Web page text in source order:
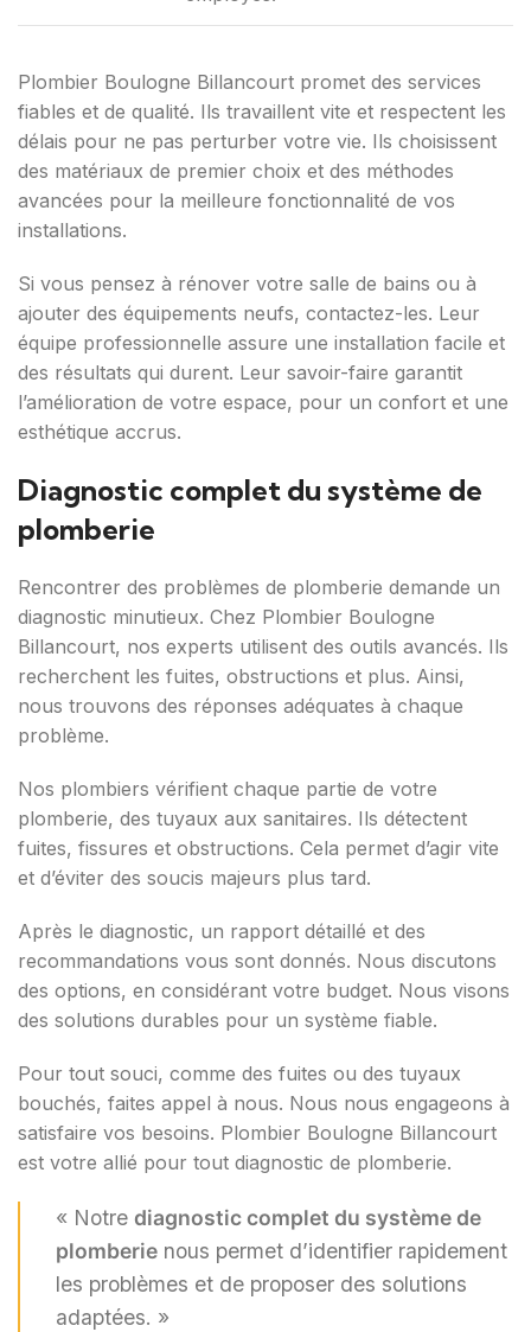
Plombier Boulogne Billancourt promet des services
fiables et de qualité. Ils travaillent vite et respectent les
délais pour ne pas perturber votre vie. Ils choisissent
des matériaux de premier choix et des méthodes
avancées pour la meilleure fonctionnalité de vos
installations.
Si vous pensez à rénover votre salle de bains ou à
ajouter des équipements neufs, contactez-les. Leur
équipe professionnelle assure une installation facile et
des résultats qui durent. Leur savoir-faire garantit
l’amélioration de votre espace, pour un confort et une
esthétique accrus.
Diagnostic complet du système de
plomberie
Rencontrer des problèmes de plomberie demande un
diagnostic minutieux. Chez Plombier Boulogne
Billancourt, nos experts utilisent des outils avancés. Ils
recherchent les fuites, obstructions et plus. Ainsi,
nous trouvons des réponses adéquates à chaque
problème.
Nos plombiers vérifient chaque partie de votre
plomberie, des tuyaux aux sanitaires. Ils détectent
fuites, fissures et obstructions. Cela permet d’agir vite
et d’éviter des soucis majeurs plus tard.
Après le diagnostic, un rapport détaillé et des
recommandations vous sont donnés. Nous discutons
des options, en considérant votre budget. Nous visons
des solutions durables pour un système fiable.
Pour tout souci, comme des fuites ou des tuyaux
bouchés, faites appel à nous. Nous nous engageons à
satisfaire vos besoins. Plombier Boulogne Billancourt
est votre allié pour tout diagnostic de plomberie.
« Notre diagnostic complet du système de
plomberie nous permet d’identifier rapidement
les problèmes et de proposer des solutions
adaptées. »